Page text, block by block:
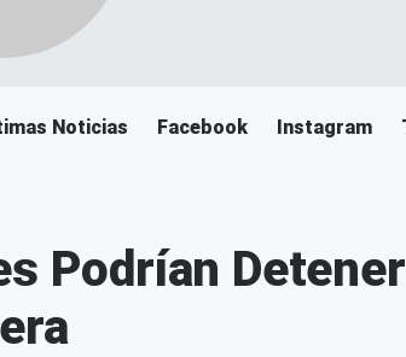
Noticias Facebook Instagram
Podrían